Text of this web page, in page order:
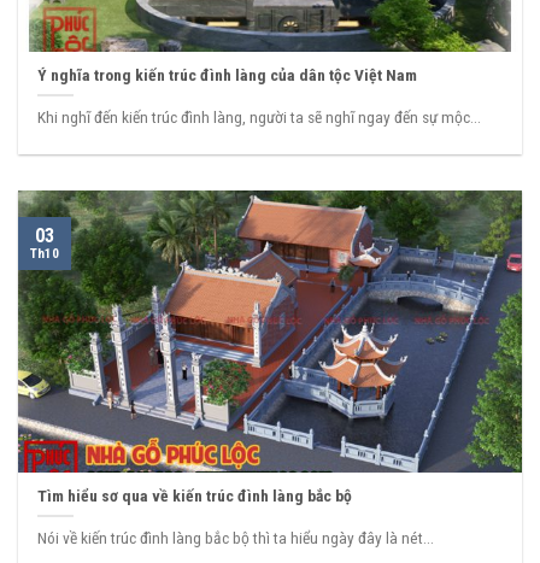
Ý nghĩa trong kiến trúc đình làng của dân tộc Việt Nam
Khi nghĩ đến kiến trúc đình làng, người ta sẽ nghĩ ngay đến sự mộc...
Tìm hiểu sơ qua về kiến trúc đình làng bắc bộ
Nói về kiến trúc đình làng bắc bộ thì ta hiểu ngày đây là nét...
03
Th10